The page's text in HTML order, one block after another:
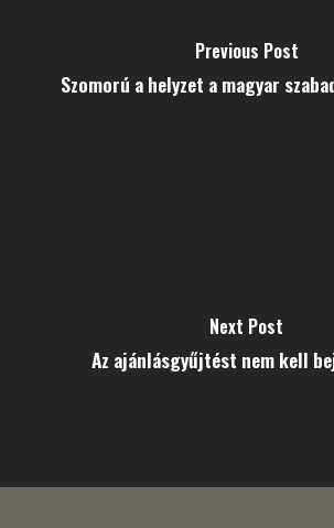
Previous Post
Szomorú a helyzet a magyar
Next Post
Az ajánlásgyűjtést nem kell